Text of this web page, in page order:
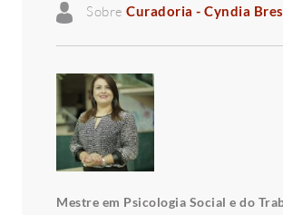
Sobre Curadoria - Cyndia
Mestre em Psicologia Social e do